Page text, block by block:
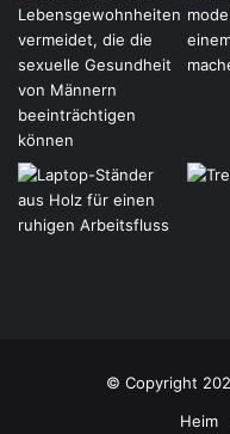
© Copyright
Heim